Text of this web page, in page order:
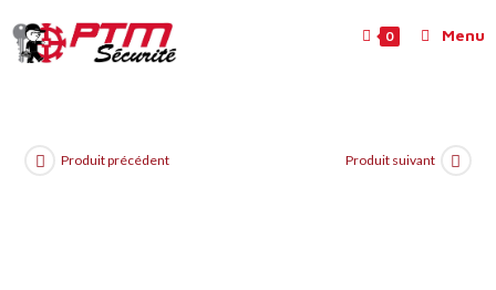
0 Menu
Produit précédent Produit suivant